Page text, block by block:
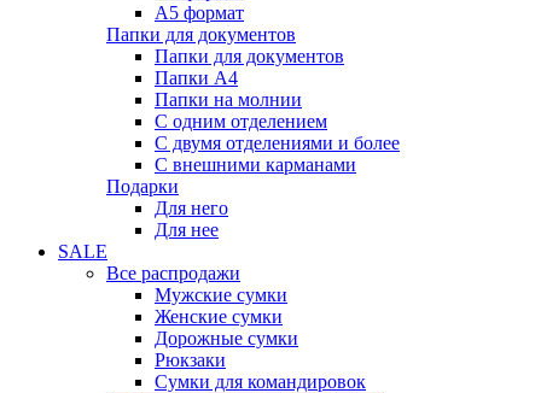
А5 формат
Папки для документов
Папки для документов
Папки А4
Папки на молнии
С одним отделением
С двумя отделениями и более
С внешними карманами
Подарки
Для него
Для нее
SALE
Все распродажи
Мужские сумки
Женские сумки
Дорожные сумки
Рюкзаки
Сумки для командировок